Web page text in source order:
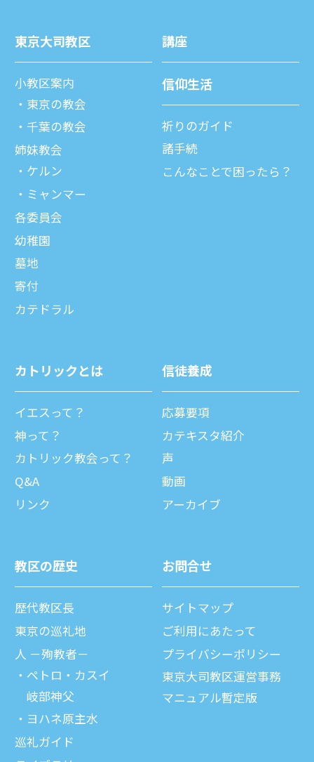
東京⼤司教区
⼩教区案内
東京の教会
千葉の教会
姉妹教会
ケルン
ミャンマー
各委員会
幼稚園
墓地
寄付
カテドラル
講座
信仰⽣活
祈りのガイド
諸⼿続
こんなことで困ったら？
カトリックとは
イエスって？
神って？
カトリック教会って？
Q&A
リンク
信徒養成
応募要項
カテキスタ紹介
声
動画
アーカイブ
教区の歴史
歴代教区⻑
東京の巡礼地
⼈ －殉教者－
ペトロ・カスイ
岐部神父
ヨハネ原主水
巡礼ガイド
お問合せ
サイトマップ
ご利⽤にあたって
プライバシーポリシー
東京大司教区運営事務
マニュアル暫定版